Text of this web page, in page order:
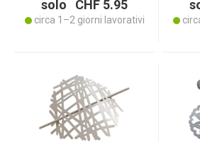
solo CHF 5.95
circa 1–2 giorni lavorativi